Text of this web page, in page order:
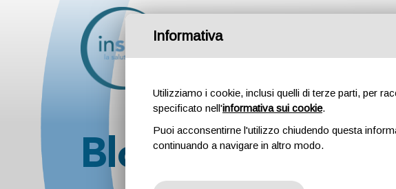
Blog
Informativa
Utilizziamo i cookie, inclusi quelli di terze parti, per
specificato nell'informativa sui cookie.
Puoi acconsentirne l'utilizzo chiudendo questa
continuando a navigare in altro modo.